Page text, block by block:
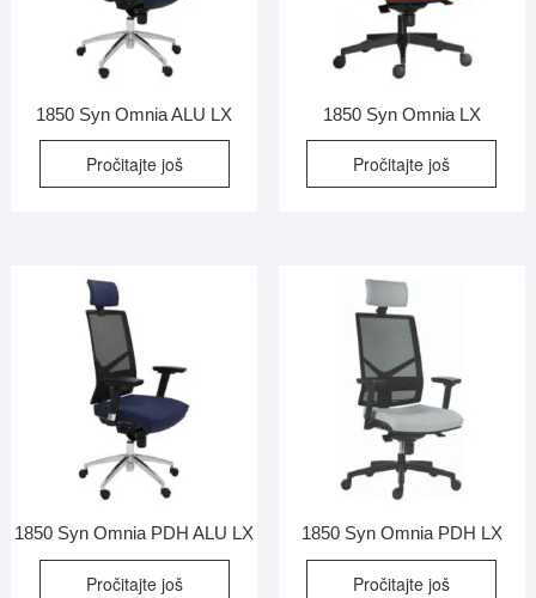
1850 Syn Omnia ALU LX
Pročitajte još
1850 Syn Omnia LX
Pročitajte još
1850 Syn Omnia PDH ALU LX
Pročitajte još
1850 Syn Omnia PDH LX
Pročitajte još